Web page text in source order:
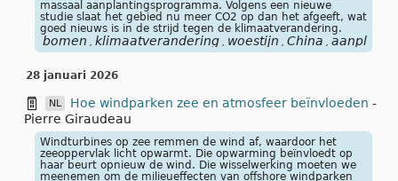
massaal aanplantingsprogramma. Volgens een nieuwe
studie slaat het gebied nu meer CO2 op dan het afgeeft, wat
goed nieuws is in de strijd tegen de klimaatverandering.
bomen , klimaatverandering , woestijn , China ,
28 januari 2026
NL Hoe windparken zee en atmosfeer beïnvloeden -
Pierre Giraudeau
Windturbines op zee remmen de wind af, waardoor het
zeeoppervlak licht opwarmt. Die opwarming beïnvloedt op
haar beurt opnieuw de wind. Die wisselwerking moeten we
meenemen om de milieueffecten van offshore windparken